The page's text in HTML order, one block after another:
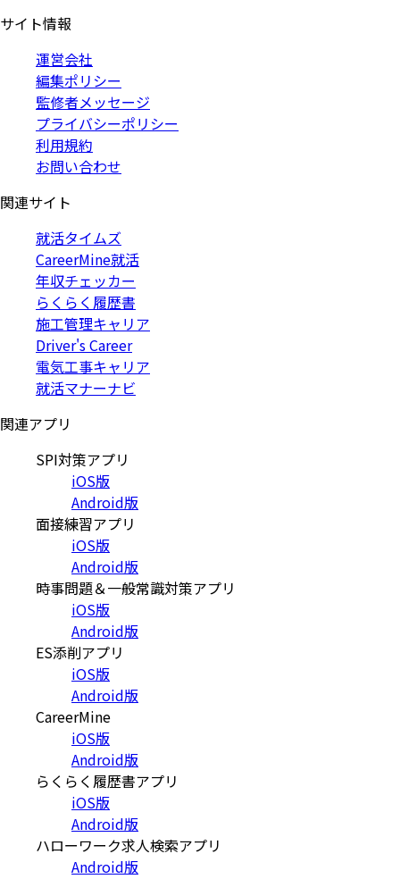
サイト情報
運営会社
編集ポリシー
監修者メッセージ
プライバシーポリシー
利用規約
お問い合わせ
関連サイト
就活タイムズ
CareerMine就活
年収チェッカー
らくらく履歴書
施工管理キャリア
Driver's Career
電気工事キャリア
就活マナーナビ
関連アプリ
SPI対策アプリ
iOS版
Android版
面接練習アプリ
iOS版
Android版
時事問題＆一般常識対策アプリ
iOS版
Android版
ES添削アプリ
iOS版
Android版
CareerMine
iOS版
Android版
らくらく履歴書アプリ
iOS版
Android版
ハローワーク求人検索アプリ
Android版